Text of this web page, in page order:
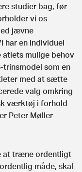
studier bag, før
vi os
jævne
har en individuel
mulige behov
trinsmodel som en
med at sætte
valg omkring
værktøj i forhold
Peter Møller
at træne ordentligt
måde, skal